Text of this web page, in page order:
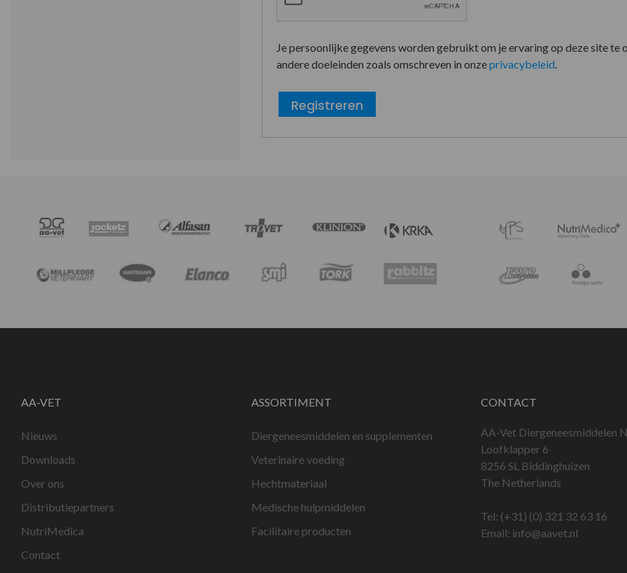
Je persoonlijke gegevens worden gebruikt om je ervaring op deze site
andere doeleinden zoals omschreven in onzeprivacybeleid
Registreren
AA-VET
Nieuws
Downloads
Over ons
Distributiepartners
NutriMedica
Contact
ASSORTIMENT
Diergeneesmiddelen en supplementen
Veterinaire voeding
Hechtmateriaal
Medische hulpmiddelen
Facilitaire producten
CONTACT
AA-Vet Diergeneesmiddelen
Loofklapper 6
8256 SL Biddinghuizen
The Netherlands
Tel: (+31) (0) 321 32 63 16
Email: info@aavet.nl